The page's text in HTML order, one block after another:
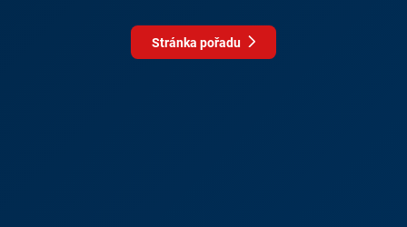
Stránka pořadu